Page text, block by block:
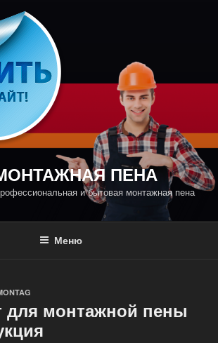
ПЕНА
и бытовая монтажная пена
Меню
для монтажной пены